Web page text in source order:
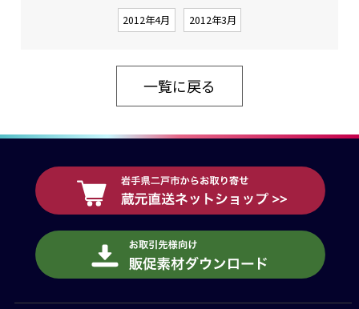
2012年4月 2012年3月
一覧に戻る